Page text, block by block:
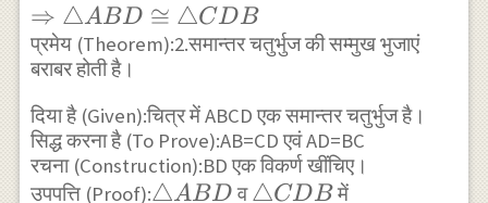
\Rightarrow
\triangle
ABD \cong
\triangle
CDB
⇒ △ABD ≅ △CDB
प्रमेय (Theorem):2.समान्तर चतुर्भुज की सम्मुख भुजाएं
बराबर होती है।
दिया है (Given):चित्र में ABCD एक समान्तर चतुर्भुज है।
सिद्ध करना है (To Prove):AB=CD एवं AD=BC
रचना (Construction):BD एक विकर्ण खींचिए।
उपपत्ति (Proof):\triangle
△ABD व\triangle
△CDBमें